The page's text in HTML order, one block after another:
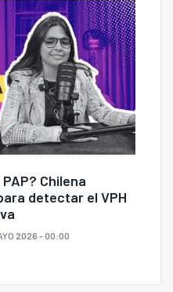
Chilena
detectar el VPH
2026 - 00:00